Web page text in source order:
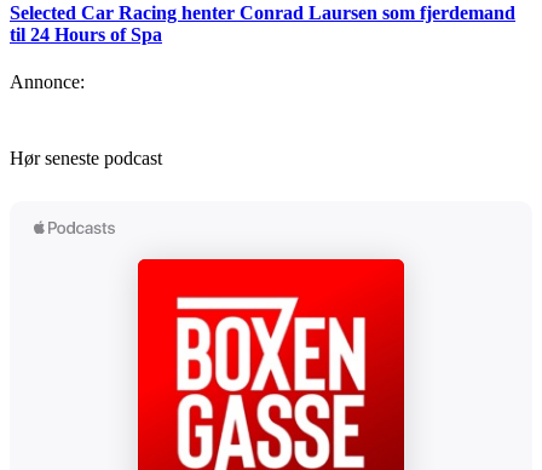
Selected Car Racing henter Conrad Laursen som fjerdemand
til 24 Hours of Spa
Annonce:
Hør seneste podcast